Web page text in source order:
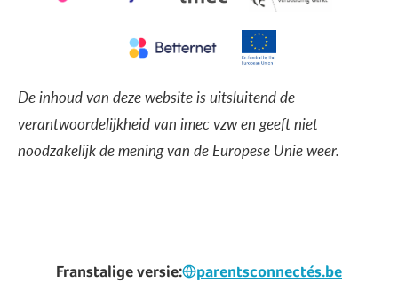
De inhoud van deze website is uitsluitend de
verantwoordelijkheid van imec vzw en geeft niet
noodzakelijk de mening van de Europese Unie weer.
Franstalige versie: parentsconnectés.be